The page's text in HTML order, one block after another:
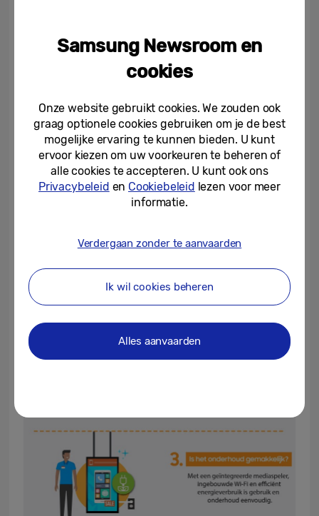
Samsung Newsroom en
cookies
Onze website gebruikt cookies. We zouden ook
graag optionele cookies gebruiken om je de best
mogelijke ervaring te kunnen bieden. U kunt
ervoor kiezen om uw voorkeuren te beheren of
alle cookies te accepteren. U kunt ook ons
Privacybeleid en Cookiebeleid lezen voor meer
informatie.
Verdergaan zonder te aanvaarden
Ik wil cookies beheren
Alles aanvaarden